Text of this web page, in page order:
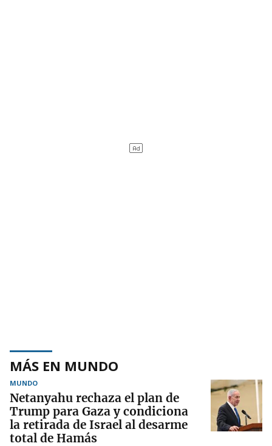
MÁS EN MUNDO
MUNDO
Netanyahu rechaza el plan de
Trump para Gaza y condiciona
la retirada de Israel al desarme
total de Hamás